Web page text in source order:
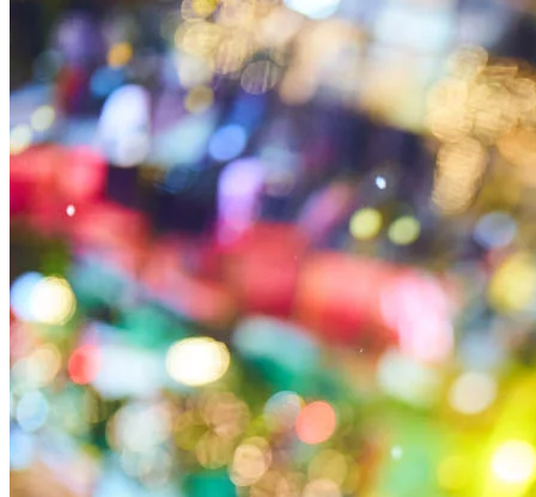
於聖誕節正日12月25日晚上7時至9時更有DJ現場打碟！